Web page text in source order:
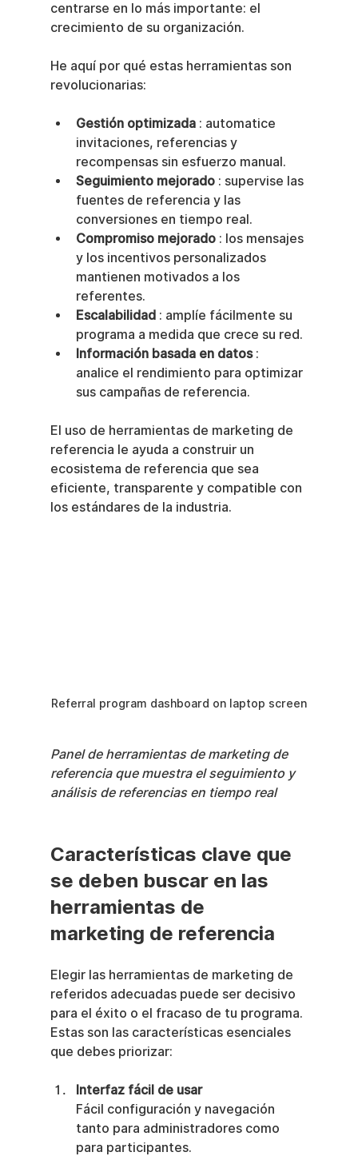
centrarse en lo más importante: el
crecimiento de su organización.
He aquí por qué estas herramientas son
revolucionarias:
Gestión optimizada : automatice
invitaciones, referencias y
recompensas sin esfuerzo manual.
Seguimiento mejorado : supervise las
fuentes de referencia y las
conversiones en tiempo real.
Compromiso mejorado : los mensajes
y los incentivos personalizados
mantienen motivados a los
referentes.
Escalabilidad : amplíe fácilmente su
programa a medida que crece su red.
Información basada en datos :
analice el rendimiento para optimizar
sus campañas de referencia.
El uso de herramientas de marketing de
referencia le ayuda a construir un
ecosistema de referencia que sea
eficiente, transparente y compatible con
los estándares de la industria.
Referral program dashboard on laptop screen
Panel de herramientas de marketing de
referencia que muestra el seguimiento y
análisis de referencias en tiempo real
Características clave que
se deben buscar en las
herramientas de
marketing de referencia
Elegir las herramientas de marketing de
referidos adecuadas puede ser decisivo
para el éxito o el fracaso de tu programa.
Estas son las características esenciales
que debes priorizar:
Interfaz fácil de usar
Fácil configuración y navegación
tanto para administradores como
para participantes.